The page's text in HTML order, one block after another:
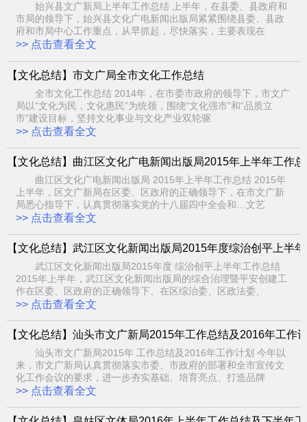
始兴县文广新局上半年工作总结 上半年，在县委、县政府和
市局的领导下，始兴县文化广电新闻出版局紧紧围绕县委、县政
府和市局中心工作重点，从早抓起，尽快落实，主要表现在
>> 点击查看全文
【文化总结】市文广局全市文化工作总结
全市文化工作总结 2014年，在市委市政府的领导下，市文广
局以“文化为民，文化惠民”为统领，围绕“文化强市”和“品质立
市”建设目标，坚持文化事业与文化产业双轮驱
>> 点击查看全文
【文化总结】曲江区文化广电新闻出版局2015年上半年工作
曲江区文化广电新闻出版局 2015年上半年工作总结 2015年
上半年，区文广新局在区委、区政府的正确领导下，在市文广新
局悉心指导下，认真贯彻落实党的十八届四中全会和…文艺
>> 点击查看全文
【文化总结】武江区文化新闻出版局2015年度综治创平上半
武江区文化新闻出版局2015年度 综治创平上半年工作总结
2015年上半年，武江区文化新闻出版局的综合治理暨平安创建工
作在区委、区政府的正确领导下、在区综治委、区政法委、
>> 点击查看全文
【文化总结】汕头市文广新局2015年工作总结及2016年工作
汕头市文广新局2015年 工作总结及2016年工作计划 今年以
来，市文广新局认真贯彻落实市委、市政府的部署和全市宣传文
化工作会议的要求，进一步夯实基础、培育亮点、打造品牌
>> 点击查看全文